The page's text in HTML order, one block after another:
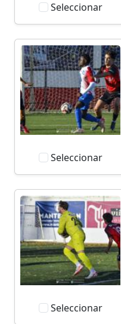
Seleccionar
Seleccionar
Seleccionar